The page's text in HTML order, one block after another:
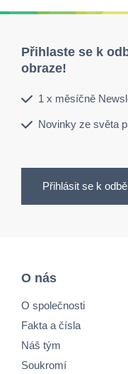
Přihlaste se k
obraze!
1 x měsíčně
Novinky ze světa
Přihlásit se k
O nás
O společnosti
Fakta a čísla
Náš tým
Soukromí